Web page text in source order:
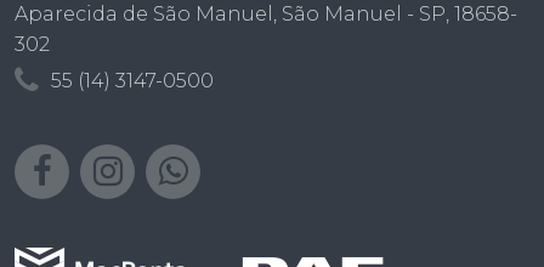
Aparecida de São Manuel, São Manuel - SP, 18658-
302
55 (14) 3147-0500